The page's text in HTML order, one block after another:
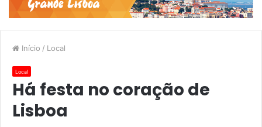
Início / Local
Local
Há festa no coração de
Lisboa